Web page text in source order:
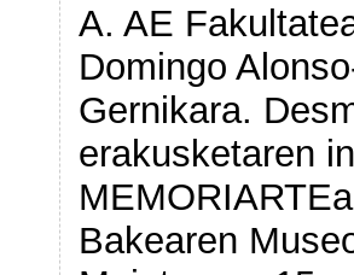
A. AE
Domingo
Gernikara.
erakusketaren
Bakearen